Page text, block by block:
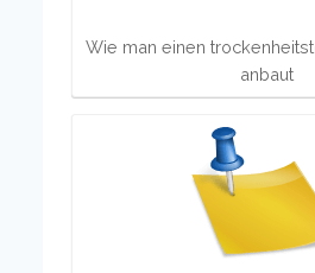
Wie man einen
anbaut